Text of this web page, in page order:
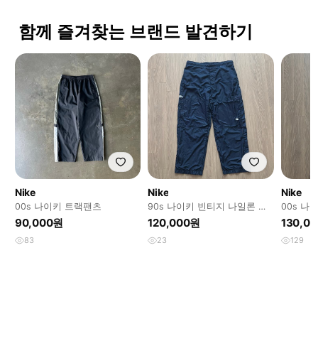
함께 즐겨찾는 브랜드 발견하기
Nike
00s 나이키 트랙팬츠
90,000원
83
Nike
90s 나이키 빈티지 나일론 트
랙팬츠
120,000원
23
Nike
00s 나
츠
129